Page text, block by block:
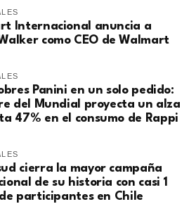
Internacional anuncia a
como CEO de Walmart
Panini en un solo pedido:
del Mundial proyecta un alza
47% en el consumo de Rappi
cierra la mayor campaña
de su historia con casi 1
participantes en Chile